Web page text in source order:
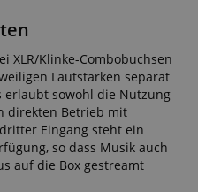
XLR/Klinke-Combobuchsen
Lautstärken separat
erlaubt sowohl die Nutzung
direkten Betrieb mit
Eingang steht ein
so dass Musik auch
auf die Box gestreamt